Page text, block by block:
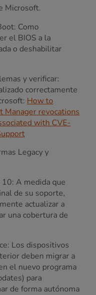
Microsoft.
Como
el BIOS a la
o deshabilitar
y verificar:
correctamente
How to
Manager revocations
with CVE-
Legacy y
A medida que
de su soporte,
actualizar a
una cobertura de
Los dispositivos
deben migrar a
el nuevo programa
para
de forma autónoma